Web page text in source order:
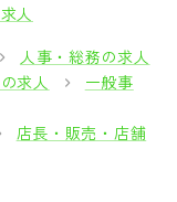
人
人事・総務の求人
求人
一般事
店長・販売・店舗